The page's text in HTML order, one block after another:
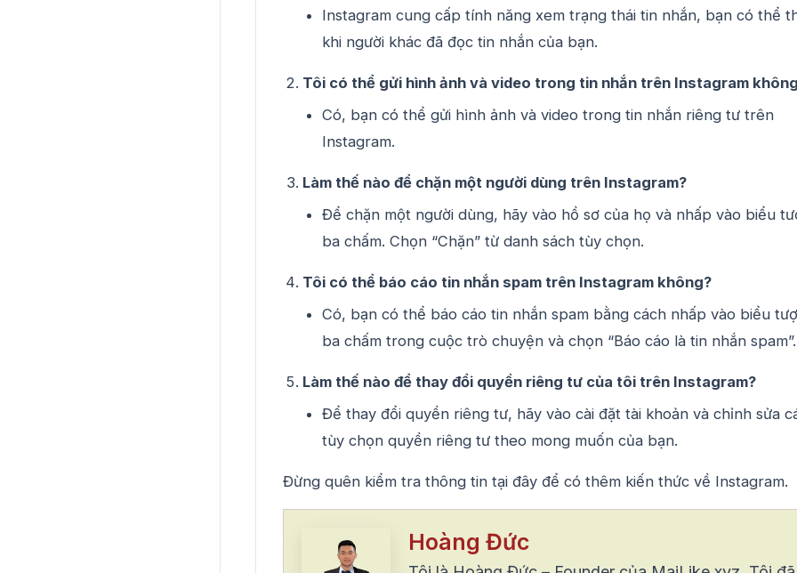
Instagram cung cấp tính năng xem trạng thái tin nhắn, bạn có thể
khi người khác đã đọc tin nhắn của bạn.
Tôi có thể gửi hình ảnh và video trong tin nhắn trên Instagram
Có, bạn có thể gửi hình ảnh và video trong tin nhắn riêng tư trên
Instagram.
Làm thế nào để chặn một người dùng trên Instagram?
Để chặn một người dùng, hãy vào hồ sơ của họ và nhấp vào biểu
ba chấm. Chọn “Chặn” từ danh sách tùy chọn.
Tôi có thể báo cáo tin nhắn spam trên Instagram không?
Có, bạn có thể báo cáo tin nhắn spam bằng cách nhấp vào biểu
ba chấm trong cuộc trò chuyện và chọn “Báo cáo là tin nhắn spam”.
Làm thế nào để thay đổi quyền riêng tư của tôi trên Instagram?
Để thay đổi quyền riêng tư, hãy vào cài đặt tài khoản và chỉnh sửa
tùy chọn quyền riêng tư theo mong muốn của bạn.
Đừng quên kiểm tra thông tin tại đây để có thêm kiến thức về Instagram.
Hoàng Đức